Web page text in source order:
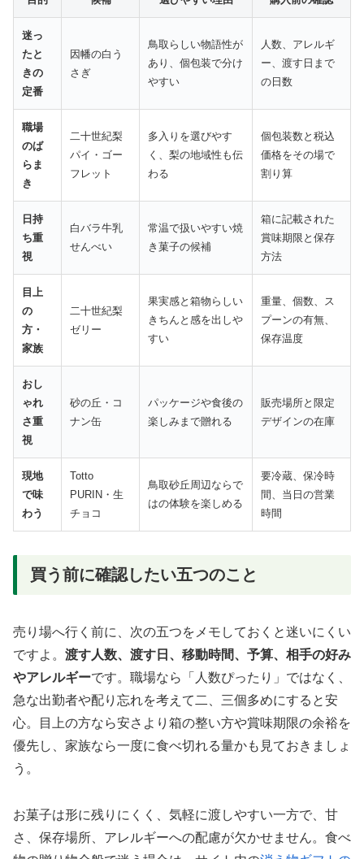
迷っ
たと
きの
定番
因幡の白う
さぎ
鳥取らしい物語性が
あり、個包装で分け
やすい
人数、アレルギ
ー、渡す日まで
の日数
職場
のば
らま
き
二十世紀梨
パイ・ゴー
フレット
多入りを選びやす
く、梨の地域性も伝
わる
個包装数と税込
価格をその場で
割り算
日持
ち重
視
白バラ牛乳
せんべい
常温で扱いやすい焼
き菓子の候補
箱に記載された
賞味期限と保存
方法
目上
の
方・
家族
二十世紀梨
ゼリー
果実感と箱物らしい
きちんと感を出しや
すい
重量、個数、ス
プーンの有無、
保存温度
おし
ゃれ
さ重
視
砂の丘・コ
ナン缶
パッケージや食後の
楽しみまで贈れる
販売場所と限定
デザインの在庫
現地
で味
わう
Totto
PURIN・生
チョコ
鳥取砂丘周辺ならで
はの体験を楽しめる
要冷蔵、保冷時
間、当日の営業
時間
買う前に確認したい五つのこと
売り場へ行く前に、次の五つをメモしておくと迷いにくい
ですよ。 渡す人数、渡す日、移動時間、予算、相手の好み
やアレルギーです。職場なら「人数ぴったり」ではなく、
急な出勤者や配り忘れを考えて二、三個多めにすると安
心。目上の方なら安さより箱の整い方や賞味期限の余裕を
優先し、家族なら一度に食べ切れる量かも見ておきましょ
う。
お菓子は形に残りにくく、気軽に渡しやすい一方で、甘
さ、保存場所、アレルギーへの配慮が欠かせません。食べ